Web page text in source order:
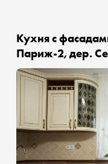
Кухня с
Париж-2, дер.